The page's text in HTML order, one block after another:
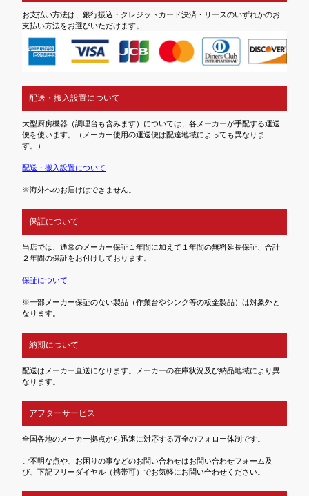
お支払い方法は、銀行振込・クレジットカード決済・リースのいずれかのお
支払い方法をお選びいただけます。
配送・搬入設置について
大型厨房機器（調理台も含みます）については、各メーカーが手配する運送
便を使います。（メーカー使用の運送便は配達地域によっても異なりま
す。）
配送・搬入設置について
※海外へのお届けはできません。
保証について
当店では、通常のメーカー保証１年間に加えて１年間の無料延長保証、合計
２年間の保証をお付けしております。
保証について
※一部メーカー保証のない製品（作業台やシンク等の板金製品）は対象外と
なります。
納期について
配送はメーカー直送になります。メーカーの在庫状況及び納品地域により異
なります。
アフターサービス
全国各地のメーカー拠点から迅速に対応する万全のフォロー体制です。
ご不明な点や、お困りの事などのお問い合わせはお問い合わせフォーム及
び、下記フリーダイヤル（携帯可）でお気軽にお問い合わせください。